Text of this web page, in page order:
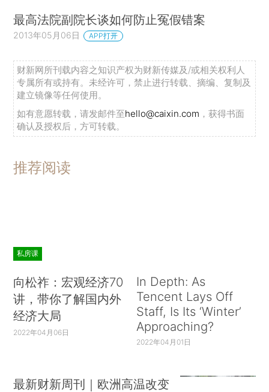
最高法院副院长谈如何防止冤假错案
2013年05月06日 APP打开
财新网所刊载内容之知识产权为财新传媒及/或相关权利人
专属所有或持有。未经许可，禁止进行转载、摘编、复制及
建立镜像等任何使用。
如有意愿转载，请发邮件至hello@caixin.com ，获得书面
确认及授权后，方可转载。
推荐阅读
私房课
向松祚：宏观经济70
讲，带你了解国内外
经济大局
2022年04月06日
In Depth: As
Tencent Lays Off
Staff, Is Its ‘Winter’
Approaching?
2022年04月01日
最新财新周刊｜欧洲高温改变